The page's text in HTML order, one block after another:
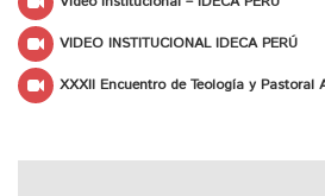
VIDEO INSTITUCIONAL IDECA PERÚ
XXXII Encuentro de Teología y